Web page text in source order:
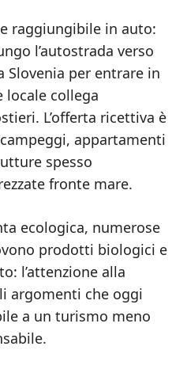
raggiungibile in auto:
l’autostrada verso
Slovenia per entrare in
locale collega
L’offerta ricettiva è
appartamenti
spesso
fronte mare.
ecologica, numerose
prodotti biologici e
l’attenzione alla
argomenti che oggi
a un turismo meno